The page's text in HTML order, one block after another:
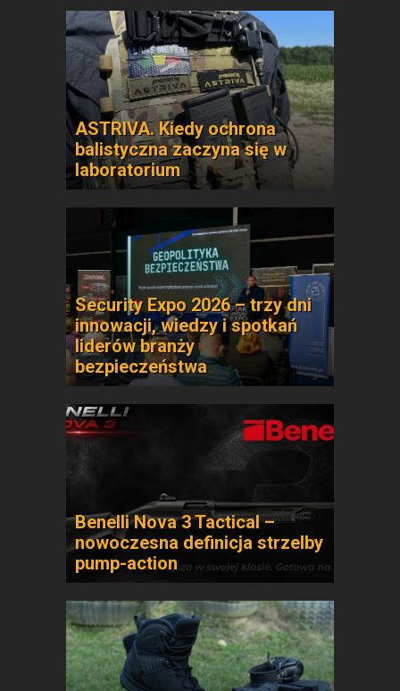
ASTRIVA. Kiedy ochrona
balistyczna zaczyna się w
laboratorium
Security Expo 2026 – trzy dni
innowacji, wiedzy i spotkań
liderów branży
bezpieczeństwa
Benelli Nova 3 Tactical –
nowoczesna definicja strzelby
pump-action